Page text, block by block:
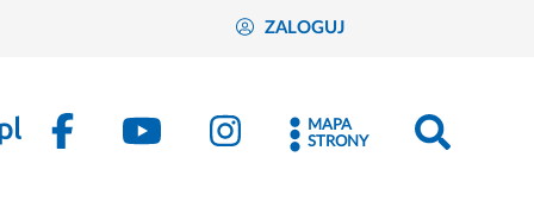
ZALOGUJ
MAPA
STRONY